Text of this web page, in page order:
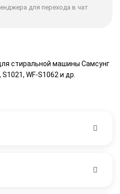
для перехода в чат
стиральной машины Самсунг
WF-S1062 и др.